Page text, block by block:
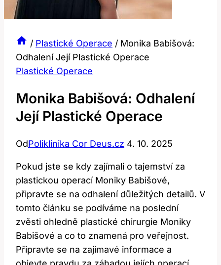
/ Plastické Operace / Monika Babišová:
Odhalení Její Plastické Operace
Plastické Operace
Monika Babišová: Odhalení
Její Plastické Operace
OdPoliklinika Cor Deus.cz 4. 10. 2025
Pokud jste se kdy​ zajímali o tajemství za⁣
plastickou operací​ Moniky Babišové,
připravte se na odhalení důležitých ‍detailů. V
tomto článku se podíváme na poslední ​
zvěsti⁣ ohledně plastické chirurgie Moniky
Babišové a‍ co to znamená pro veřejnost.
Připravte se na​ zajímavé informace a